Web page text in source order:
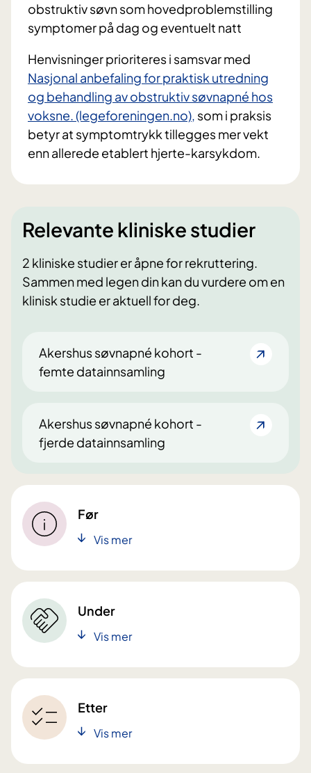
obstruktiv søvn som hovedproblemstilling
symptomer på dag og eventuelt natt
Henvisninger prioriteres i samsvar med
Nasjonal anbefaling for praktisk utredning
og behandling av obstruktiv søvnapné hos
voksne. (legeforeningen.no), som i praksis
betyr at symptomtrykk tillegges mer vekt
enn allerede etablert hjerte-karsykdom.
Relevante kliniske studier
2 kliniske studier er åpne for rekruttering.
Sammen med legen din kan du vurdere om en
klinisk studie er aktuell for deg.
Akershus søvnapné kohort -
femte datainnsamling
Akershus søvnapné kohort -
fjerde datainnsamling
Før
Vis mer
Under
Vis mer
Etter
Vis mer